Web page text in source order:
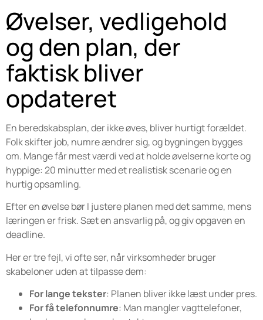
Øvelser, vedligehold
og den plan, der
faktisk bliver
opdateret
En beredskabsplan, der ikke øves, bliver hurtigt forældet.
Folk skifter job, numre ændrer sig, og bygningen bygges
om. Mange får mest værdi ved at holde øvelserne korte og
hyppige: 20 minutter med et realistisk scenarie og en
hurtig opsamling.
Efter en øvelse bør I justere planen med det samme, mens
læringen er frisk. Sæt en ansvarlig på, og giv opgaven en
deadline.
Her er tre fejl, vi ofte ser, når virksomheder bruger
skabeloner uden at tilpasse dem:
For lange tekster: Planen bliver ikke læst under pres.
For få telefonnumre: Man mangler vagttelefoner,